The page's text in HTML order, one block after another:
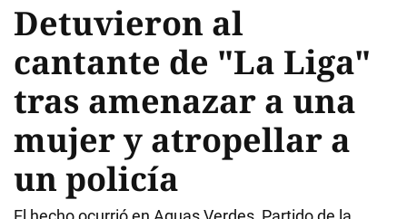
Detuvieron al
cantante de "La Liga"
tras amenazar a una
mujer y atropellar a
un policía